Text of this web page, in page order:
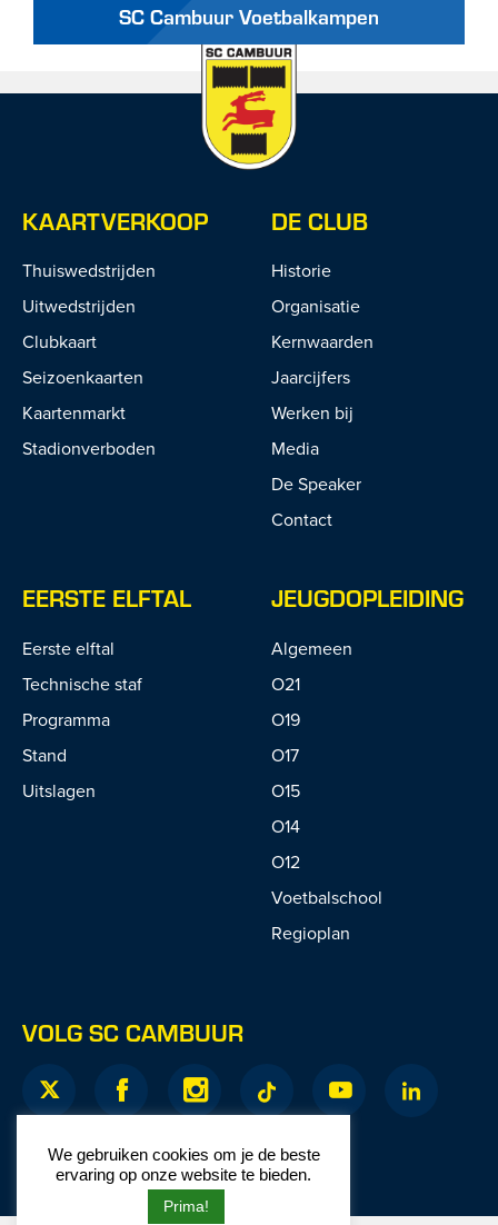
SC Cambuur Voetbalkampen
KAARTVERKOOP
Thuiswedstrijden
Uitwedstrijden
Clubkaart
Seizoenkaarten
Kaartenmarkt
Stadionverboden
DE CLUB
Historie
Organisatie
Kernwaarden
Jaarcijfers
Werken bij
Media
De Speaker
Contact
EERSTE ELFTAL
Eerste elftal
Technische staf
Programma
Stand
Uitslagen
JEUGDOPLEIDING
Algemeen
O21
O19
O17
O15
O14
O12
Voetbalschool
Regioplan
VOLG SC CAMBUUR
We gebruiken cookies om je de beste
ervaring op onze website te bieden.
Prima!